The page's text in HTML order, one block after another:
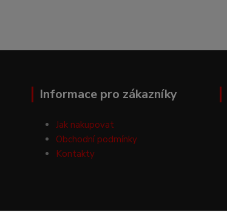
Informace pro zákazníky
Jak nakupovat
Obchodní podmínky
Kontakty